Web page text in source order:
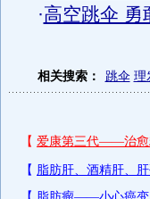
·高空跳伞 勇
相关搜索： 跳伞 理